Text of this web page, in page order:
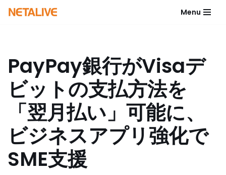
ン
ツ
へ
ス
プ
Menu
PayPay銀行がVisaデ
ビットの支払方法を
「翌月払い」可能に、
ビジネスアプリ強化で
SME支援